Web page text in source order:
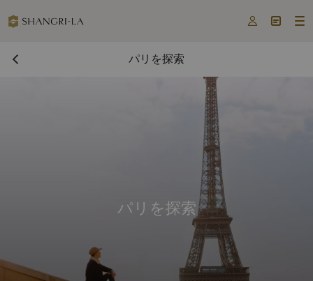
  
パリを探索
パリを探索